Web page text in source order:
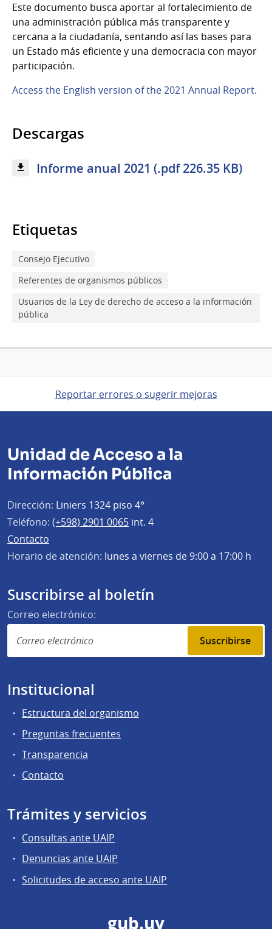
Este documento busca aportar al fortalecimiento de
una administración pública más transparente y
cercana a la ciudadanía, sentando así las bases para
un Estado más eficiente y una democracia con mayor
participación.
Access the English version of the 2021 Annual Report.
Descargas
Informe anual 2021 (.pdf 226.35 KB)
Etiquetas
Consejo Ejecutivo
Referentes de organismos públicos
Usuarios de la Ley de derecho de acceso a la información
pública
Reportar errores o sugerir mejoras
Unidad de Acceso a la
Información Pública
Dirección: Liniers 1324 piso 4°
Teléfono: (+598) 2901 0065 int. 4
Contacto
Horario de atención: lunes a viernes de 9:00 a 17:00 h
Suscribirse al boletín
Correo electrónico:
Suscribirse
Institucional
Estructura del organismo
Preguntas frecuentes
Transparencia
Contacto
Trámites y servicios
Consultas ante UAIP
Denuncias ante UAIP
Solicitudes de acceso ante UAIP
gub.uy